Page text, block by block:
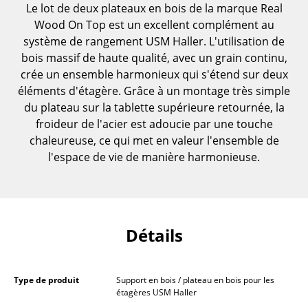
Rangements
Étagères & Armoires
Bibliothèques
Étagères murales
Buffets & Commodes
Meubles TV
Pièces détachées
Le lot de deux plateaux en bois de la marque Real
Wood On Top est un excellent complément au
système de rangement USM Haller. L'utilisation de
bois massif de haute qualité, avec un grain continu,
crée un ensemble harmonieux qui s'étend sur deux
éléments d'étagère. Grâce à un montage très simple
du plateau sur la tablette supérieure retournée, la
froideur de l'acier est adoucie par une touche
chaleureuse, ce qui met en valeur l'ensemble de
l'espace de vie de manière harmonieuse.
Détails
Type de produit
Support en bois / plateau en bois pour les
étagères USM Haller